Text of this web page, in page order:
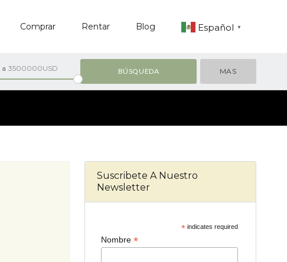
Comprar Rentar Blog Español ▼
a 3500000USD MAS
Suscribete A Nuestro
Newsletter
* indicates required
Nombre*